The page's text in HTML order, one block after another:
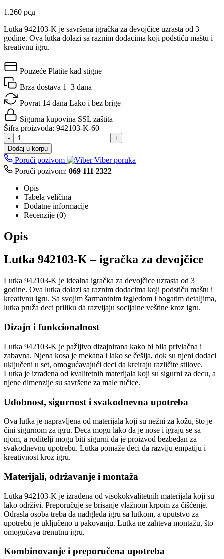
1.260 рсд
Lutka 942103-K je savršena igračka za devojčice uzrasta od 3
godine. Ova lutka dolazi sa raznim dodacima koji podstiču maštu i
kreativnu igru.
Pouzeće Platite kad stigne
Brza dostava 1–3 dana
Povrat 14 dana Lako i bez brige
Sigurna kupovina SSL zaštita
Šifra proizvoda: 942103-K-60
-
+
Dodaj u korpu
Poruči pozivom
Viber poruka
Poruči pozivom: 069 111 2322
Opis
Tabela veličina
Dodatne informacije
Recenzije (0)
Opis
Lutka 942103-K – igračka za devojčice
Lutka 942103-K je idealna igračka za devojčice uzrasta od 3
godine. Ova lutka dolazi sa raznim dodacima koji podstiču maštu i
kreativnu igru. Sa svojim šarmantnim izgledom i bogatim detaljima,
lutka pruža deci priliku da razvijaju socijalne veštine kroz igru.
Dizajn i funkcionalnost
Lutka 942103-K je pažljivo dizajnirana kako bi bila privlačna i
zabavna. Njena kosa je mekana i lako se češlja, dok su njeni dodaci
uključeni u set, omogućavajući deci da kreiraju različite stilove.
Lutka je izrađena od kvalitetnih materijala koji su sigurni za decu, a
njene dimenzije su savršene za male ručice.
Udobnost, sigurnost i svakodnevna upotreba
Ova lutka je napravljena od materijala koji su nežni za kožu, što je
čini sigurnom za igru. Deca mogu lako da je nose i igraju se sa
njom, a roditelji mogu biti sigurni da je proizvod bezbedan za
svakodnevnu upotrebu. Lutka pomaže deci da razviju empatiju i
kreativnost kroz igru.
Materijali, održavanje i montaža
Lutka 942103-K je izrađena od visokokvalitetnih materijala koji su
lako održivi. Preporučuje se brisanje vlažnom krpom za čišćenje.
Odrasla osoba treba da nadgleda igru sa lutkom, a uputstvo za
upotrebu je uključeno u pakovanju. Lutka ne zahteva montažu, što
omogućava trenutnu igru.
Kombinovanje i preporučena upotreba